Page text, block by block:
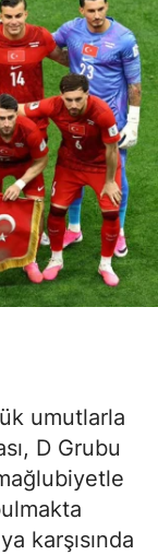
umutlarla
D Grubu
karşısında